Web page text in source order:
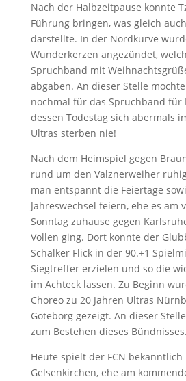
Nach der Halbzeitpause konnte
Führung bringen, was gleich
darstellte. In der Nordkurve
Wunderkerzen angezündet,
Spruchband mit
abgaben. An dieser Stelle
nochmal für das Spruchband für
dessen Todestag sich abermals
Ultras sterben nie!
Nach dem Heimspiel gegen
rund um den Valznerweiher
man entspannt die Feiertage
Jahreswechsel feiern, ehe es am
Sonntag zuhause gegen
Vollen ging. Dort konnte der
Schalker Flick in der 90.+1
Siegtreffer erzielen und so die
im Achteck lassen. Zu Beginn
Choreo zu 20 Jahren Ultras
Göteborg gezeigt. An dieser
zum Bestehen dieses Bündnisses.
Heute spielt der FCN bekanntlich
Gelsenkirchen, ehe am